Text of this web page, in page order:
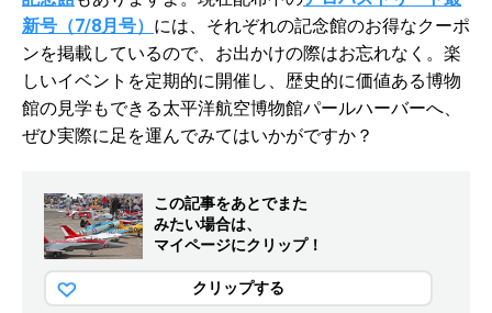
新号（7/8月号） には、それぞれの記念館のお得なクーポ
ンを掲載しているので、お出かけの際はお忘れなく。楽
しいイベントを定期的に開催し、歴史的に価値ある博物
館の見学もできる太平洋航空博物館パールハーバーへ、
ぜひ実際に足を運んでみてはいかがですか？
この記事をあとでまた
みたい場合は、
マイページにクリップ！
クリップする